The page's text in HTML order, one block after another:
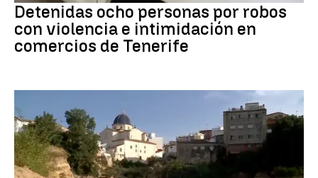
Detenidas ocho personas por robos
con violencia e intimidación en
comercios de Tenerife